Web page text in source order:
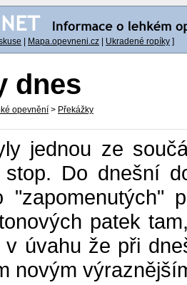
Mapa.opevneni.cz Ukradené ropíky ]
dnes
opevnění > Překážky
jednou ze
Do dnešní
"zapomenutých"
patek
úvahu že při
novým